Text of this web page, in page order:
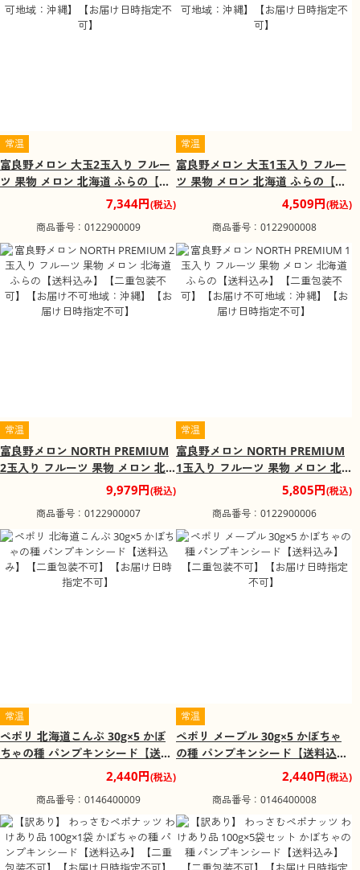
常温
富良野メロン 大玉2玉入り フルー
ツ 果物 メロン 北海道 ふらの【送
料込み】【二重包装不可】【お届
け不可地域：沖縄】【お届け日時
指定不可】
7,344円(税込)
商品番号：0122900009
常温
富良野メロン 大玉1玉入り フルー
ツ 果物 メロン 北海道 ふらの【送
料込み】【二重包装不可】【お届
け不可地域：沖縄】【お届け日時
指定不可】
4,509円(税込)
商品番号：0122900008
常温
富良野メロン NORTH PREMIUM
2玉入り フルーツ 果物 メロン 北
海道 ふらの【送料込み】【二重包
装不可】【お届け不可地域：沖
縄】【お届け日時指定不可】
9,979円(税込)
商品番号：0122900007
常温
富良野メロン NORTH PREMIUM
1玉入り フルーツ 果物 メロン 北
海道 ふらの【送料込み】【二重包
装不可】【お届け不可地域：沖
縄】【お届け日時指定不可】
5,805円(税込)
商品番号：0122900006
常温
ペポリ 北海道こんぶ 30g×5 かぼ
ちゃの種 パンプキンシード【送料
込み】【二重包装不可】【お届け
2,440円(税込)
商品番号：0146400009
常温
ペポリ メープル 30g×5 かぼちゃ
の種 パンプキンシード【送料込
み】【二重包装不可】【お届け日
2,440円(税込)
商品番号：0146400008